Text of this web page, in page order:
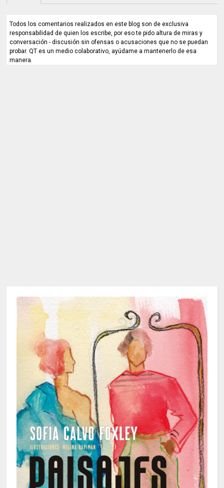
Todos los comentarios realizados en este blog son de exclusiva
responsabilidad de quien los escribe, por eso te pido altura de miras y
conversación - discusión sin ofensas o acusaciones que no se puedan
probar. QT es un medio colaborativo, ayúdame a mantenerlo de esa
manera.